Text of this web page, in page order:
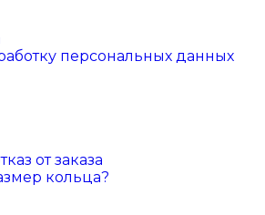
персональных данных
от заказа
кольца?